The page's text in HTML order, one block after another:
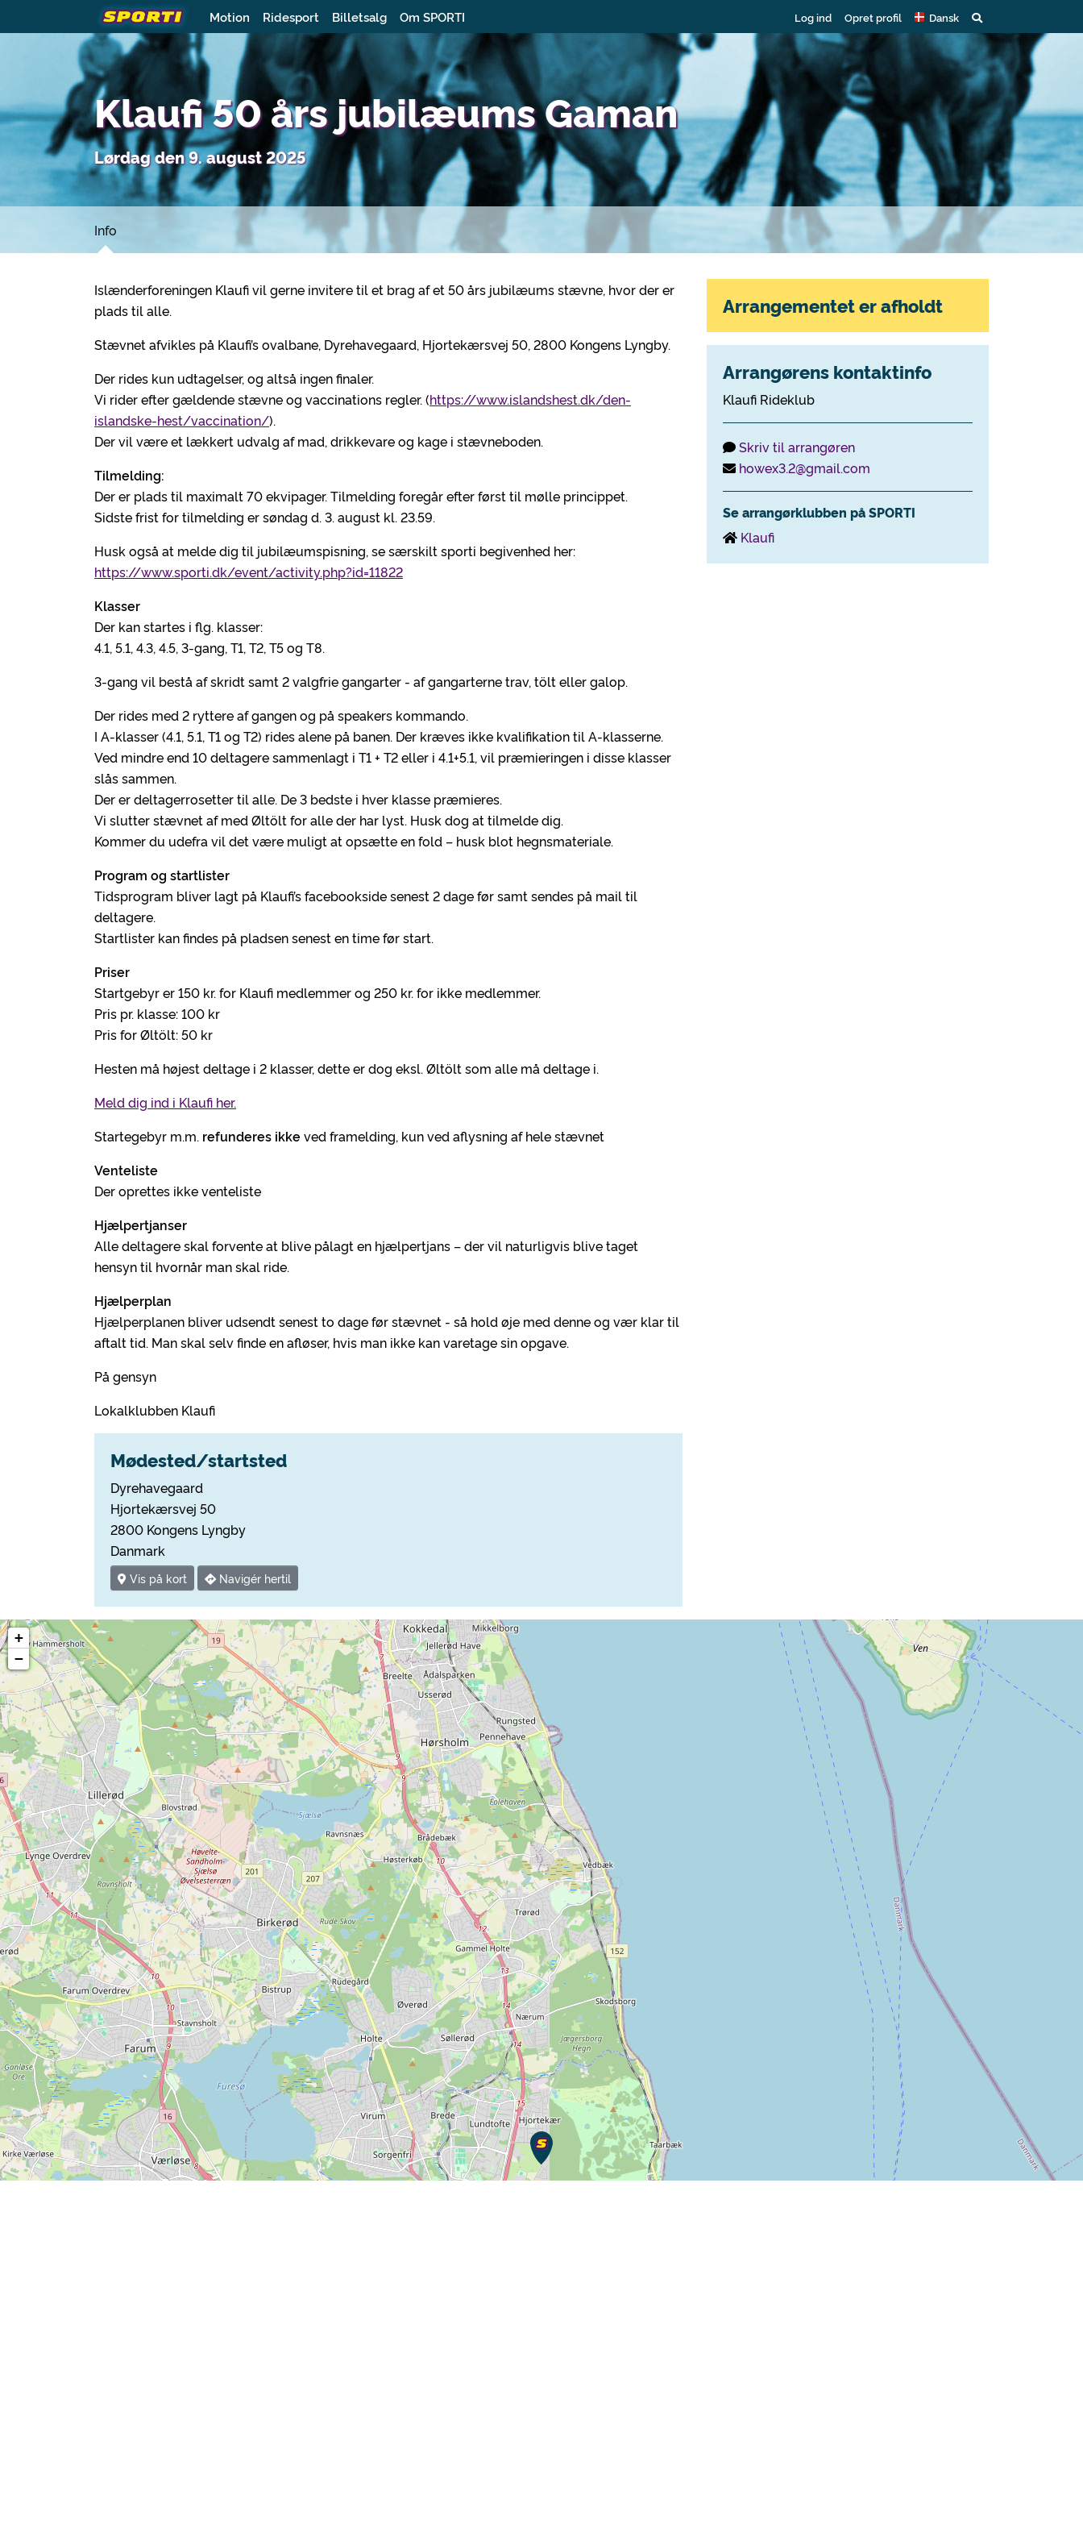
Motion Ridesport Billetsalg Om SPORTI Log ind Opret profil Dansk
Klaufi 50 års jubilæums Gaman
Lørdag den 9. august 2025
Info
Islænderforeningen Klaufi vil gerne invitere til et brag af et 50 års jubilæums stævne, hvor der er
plads til alle.
Stævnet afvikles på Klaufi’s ovalbane, Dyrehavegaard, Hjortekærsvej 50, 2800 Kongens Lyngby.
Der rides kun udtagelser, og altså ingen finaler.
Vi rider efter gældende stævne og vaccinations regler. (https://www.islandshest.dk/den-
islandske-hest/vaccination/).
Der vil være et lækkert udvalg af mad, drikkevare og kage i stævneboden.
Tilmelding:
Der er plads til maximalt 70 ekvipager. Tilmelding foregår efter først til mølle princippet.
Sidste frist for tilmelding er søndag d. 3. august kl. 23.59.
Husk også at melde dig til jubilæumspisning, se særskilt sporti begivenhed her:
https://www.sporti.dk/event/activity.php?id=11822
Klasser
Der kan startes i flg. klasser:
4.1, 5.1, 4.3, 4.5, 3-gang, T1, T2, T5 og T8.
3-gang vil bestå af skridt samt 2 valgfrie gangarter - af gangarterne trav, tölt eller galop.
Der rides med 2 ryttere af gangen og på speakers kommando.
I A-klasser (4.1, 5.1, T1 og T2) rides alene på banen. Der kræves ikke kvalifikation til A-klasserne.
Ved mindre end 10 deltagere sammenlagt i T1 + T2 eller i 4.1+5.1, vil præmieringen i disse klasser
slås sammen.
Der er deltagerrosetter til alle. De 3 bedste i hver klasse præmieres.
Vi slutter stævnet af med Øltölt for alle der har lyst. Husk dog at tilmelde dig.
Kommer du udefra vil det være muligt at opsætte en fold – husk blot hegnsmateriale.
Program og startlister
Tidsprogram bliver lagt på Klaufi’s facebookside senest 2 dage før samt sendes på mail til
deltagere.
Startlister kan findes på pladsen senest en time før start.
Priser
Startgebyr er 150 kr. for Klaufi medlemmer og 250 kr. for ikke medlemmer.
Pris pr. klasse: 100 kr
Pris for Øltölt: 50 kr
Hesten må højest deltage i 2 klasser, dette er dog eksl. Øltölt som alle må deltage i.
Meld dig ind i Klaufi her.
Startegebyr m.m. refunderes ikkeved framelding, kun ved aflysning af hele stævnet
Venteliste
Der oprettes ikke venteliste
Hjælpertjanser
Alle deltagere skal forvente at blive pålagt en hjælpertjans – der vil naturligvis blive taget
hensyn til hvornår man skal ride.
Hjælperplan
Hjælperplanen bliver udsendt senest to dage før stævnet - så hold øje med denne og vær klar til
aftalt tid. Man skal selv finde en afløser, hvis man ikke kan varetage sin opgave.
På gensyn
Lokalklubben Klaufi
Mødested/startsted
Dyrehavegaard
Hjortekærsvej 50
2800 Kongens Lyngby
Danmark
Vis på kort Navigér hertil
Arrangementet er afholdt
Arrangørens kontaktinfo
Klaufi Rideklub
Skriv til arrangøren
howex3.2@gmail.com
Se arrangørklubben på SPORTI
Klaufi
+
−